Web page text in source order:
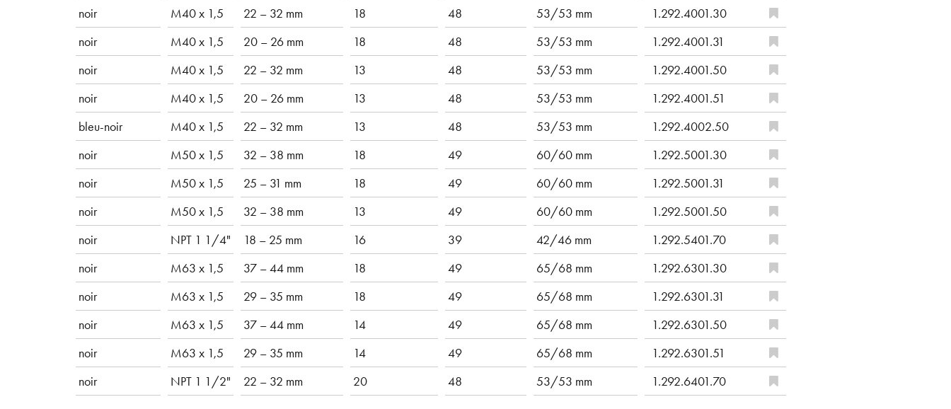
noir
M40 x 1,5 22 – 32 mm 18 48 53/53 mm
1.292.4001.30
noir
M40 x 1,5 20 – 26 mm 18 48 53/53 mm
1.292.4001.31
noir
M40 x 1,5 22 – 32 mm 13 48 53/53 mm
1.292.4001.50
noir
M40 x 1,5 20 – 26 mm 13 48 53/53 mm
1.292.4001.51
bleu-noir
M40 x 1,5 22 – 32 mm 13 48 53/53 mm
1.292.4002.50
noir
M50 x 1,5 32 – 38 mm 18 49 60/60 mm
1.292.5001.30
noir
M50 x 1,5 25 – 31 mm 18 49 60/60 mm
1.292.5001.31
noir
M50 x 1,5 32 – 38 mm 13 49 60/60 mm
1.292.5001.50
noir
NPT 1 1/4" 18 – 25 mm 16 39 42/46 mm
1.292.5401.70
noir
M63 x 1,5 37 – 44 mm 18 49 65/68 mm
1.292.6301.30
noir
M63 x 1,5 29 – 35 mm 18 49 65/68 mm
1.292.6301.31
noir
M63 x 1,5 37 – 44 mm 14 49 65/68 mm
1.292.6301.50
noir
M63 x 1,5 29 – 35 mm 14 49 65/68 mm
1.292.6301.51
noir
NPT 1 1/2" 22 – 32 mm 20 48 53/53 mm 1.292.6401.70